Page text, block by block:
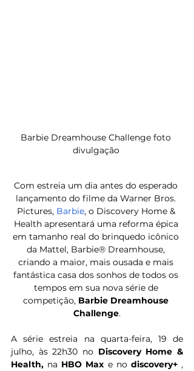
Barbie Dreamhouse Challenge foto
divulgação
Com estreia um dia antes do esperado
lançamento do filme da Warner Bros.
Pictures, Barbie, o Discovery Home &
Health apresentará uma reforma épica
em tamanho real do brinquedo icônico
da Mattel, Barbie® Dreamhouse,
criando a maior, mais ousada e mais
fantástica casa dos sonhos de todos os
tempos em sua nova série de
competição, Barbie Dreamhouse
Challenge.
A série estreia na quarta-feira, 19 de
julho, às 22h30 no Discovery Home &
Health, na HBO Max e no discovery+ ,